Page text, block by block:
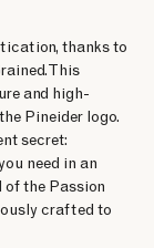
thanks to
This
and high-
Pineider logo.
secret:
need in an
of the Passion
crafted to